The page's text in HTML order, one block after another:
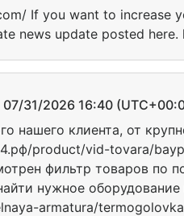
If you want to increase
news update posted
31/2026 16:40
нашего клиента, от
product/vid-tovara/
фильтр товаров по
нужное
armatura/